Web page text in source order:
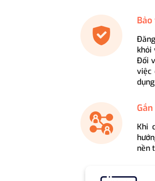
khỏi
Đối
việc
Khi
nền